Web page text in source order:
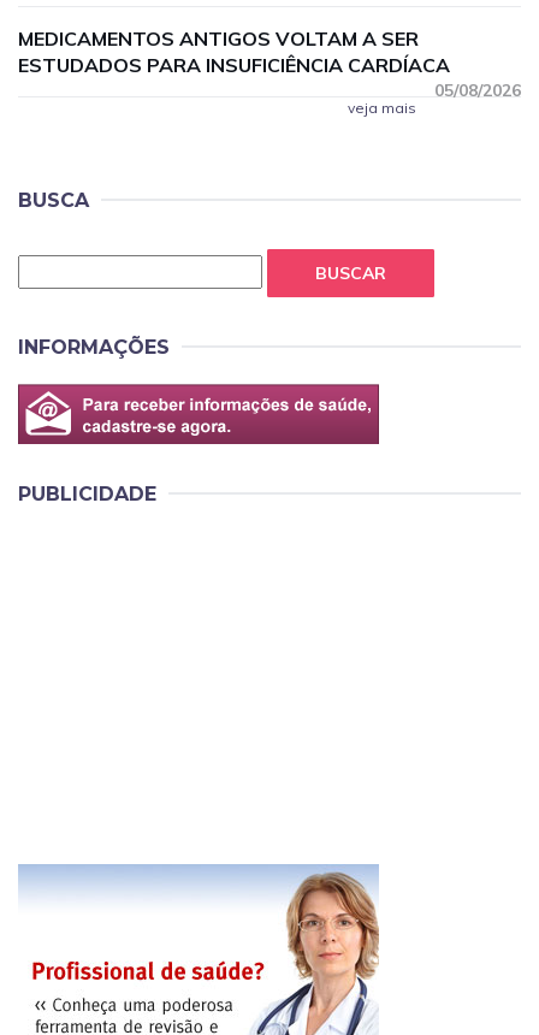
MEDICAMENTOS ANTIGOS VOLTAM A SER
ESTUDADOS PARA INSUFICIÊNCIA CARDÍACA
05/08/2026
veja mais
BUSCA
BUSCAR
INFORMAÇÕES
PUBLICIDADE